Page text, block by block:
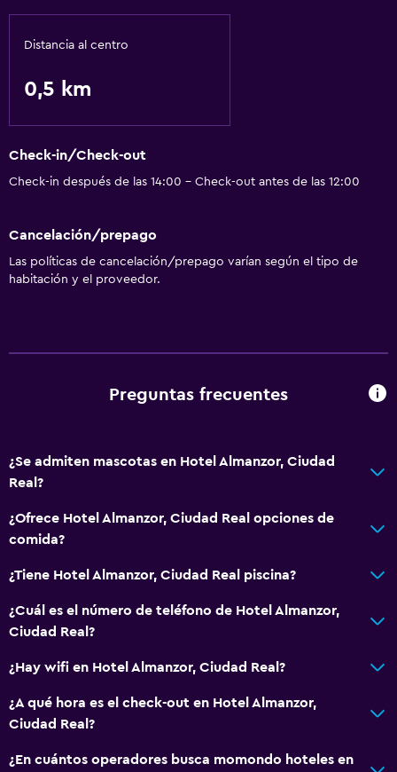
Comedor
Restaurante
Servicios básicos
Wifi gratis
Distancia al centro
0,5 km
Check-in/Check-out
Check-in después de las 14:00 - Check-out antes de las 12:00
Cancelación/prepago
Las políticas de cancelación/prepago varían según el tipo de
habitación y el proveedor.
Preguntas frecuentes
¿Se admiten mascotas en Hotel Almanzor, Ciudad
Real?
¿Ofrece Hotel Almanzor, Ciudad Real opciones de
comida?
¿Tiene Hotel Almanzor, Ciudad Real piscina?
¿Cuál es el número de teléfono de Hotel Almanzor,
Ciudad Real?
¿Hay wifi en Hotel Almanzor, Ciudad Real?
¿A qué hora es el check-out en Hotel Almanzor,
Ciudad Real?
¿En cuántos operadores busca momondo hoteles en